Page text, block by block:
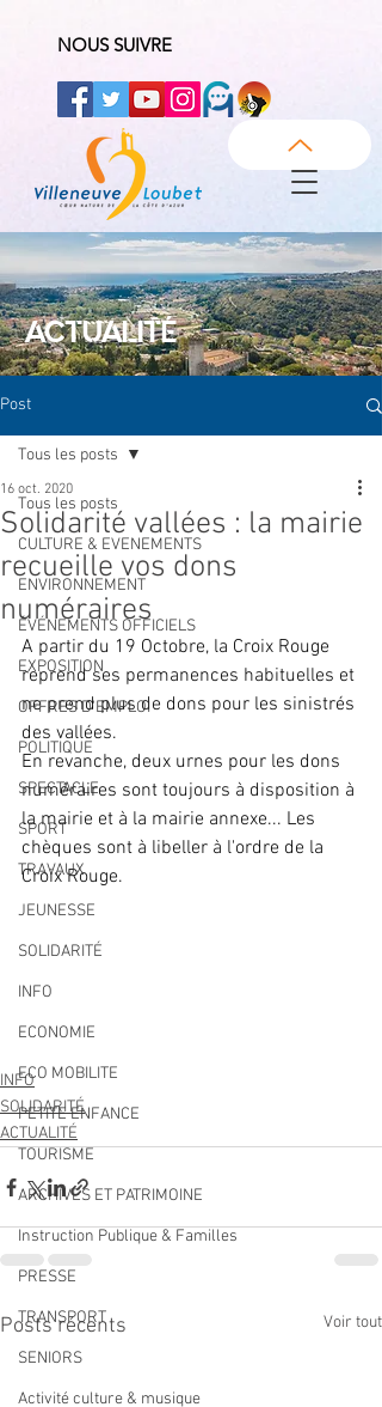
NOUS SUIVRE
ACTUALITÉ
Post
Tous les posts
CULTURE & EVENEMENTS
ENVIRONNEMENT
ÉVÉNEMENTS OFFICIELS
EXPOSITION
OFFRES D'EMPLOI
POLITIQUE
SPECTACLE
SPORT
TRAVAUX
JEUNESSE
SOLIDARITÉ
INFO
ECONOMIE
ECO MOBILITE
PETITE ENFANCE
TOURISME
ARCHIVES ET PATRIMOINE
Instruction Publique & Familles
PRESSE
TRANSPORT
SENIORS
Activité culture & musique
Tous les posts
Solidarité vallées : la mairie
recueille vos dons
numéraires
16 oct. 2020
A partir du 19 Octobre, la Croix Rouge
reprend ses permanences habituelles et
ne prend plus de dons pour les sinistrés
des vallées.
En revanche, deux urnes pour les dons
numéraires sont toujours à disposition à
la mairie et à la mairie annexe... Les
chèques sont à libeller à l'ordre de la
Croix Rouge.
INFO
SOLIDARITÉ
ACTUALITÉ
Posts récents Voir tout